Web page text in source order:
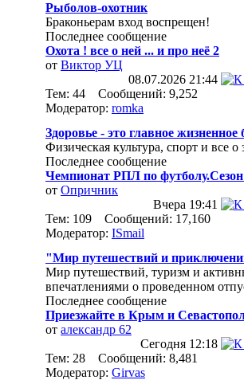
Рыболов-охотник
Браконьерам вход воспрещен!
Последнее сообщение
Охота ! все о ней ... и про неё 2
от Виктор УЦ
08.07.2026 21:44
Тем: 44 Сообщений: 9,252
Модератор: romka
Здоровье - это главное жизненное
Физическая культура, спорт и все о
Последнее сообщение
Чемпионат РПЛ по футболу.Сезон
от Опричник
Вчера 19:41
Тем: 109 Сообщений: 17,160
Модератор: ISmail
"Мир путешествий и
Мир путешествий, туризм и
впечатлениями о проведенном
Последнее сообщение
Приезжайте в Крым и
от александр 62
Сегодня 12:18
Тем: 28 Сообщений: 8,481
Модератор: Girvas